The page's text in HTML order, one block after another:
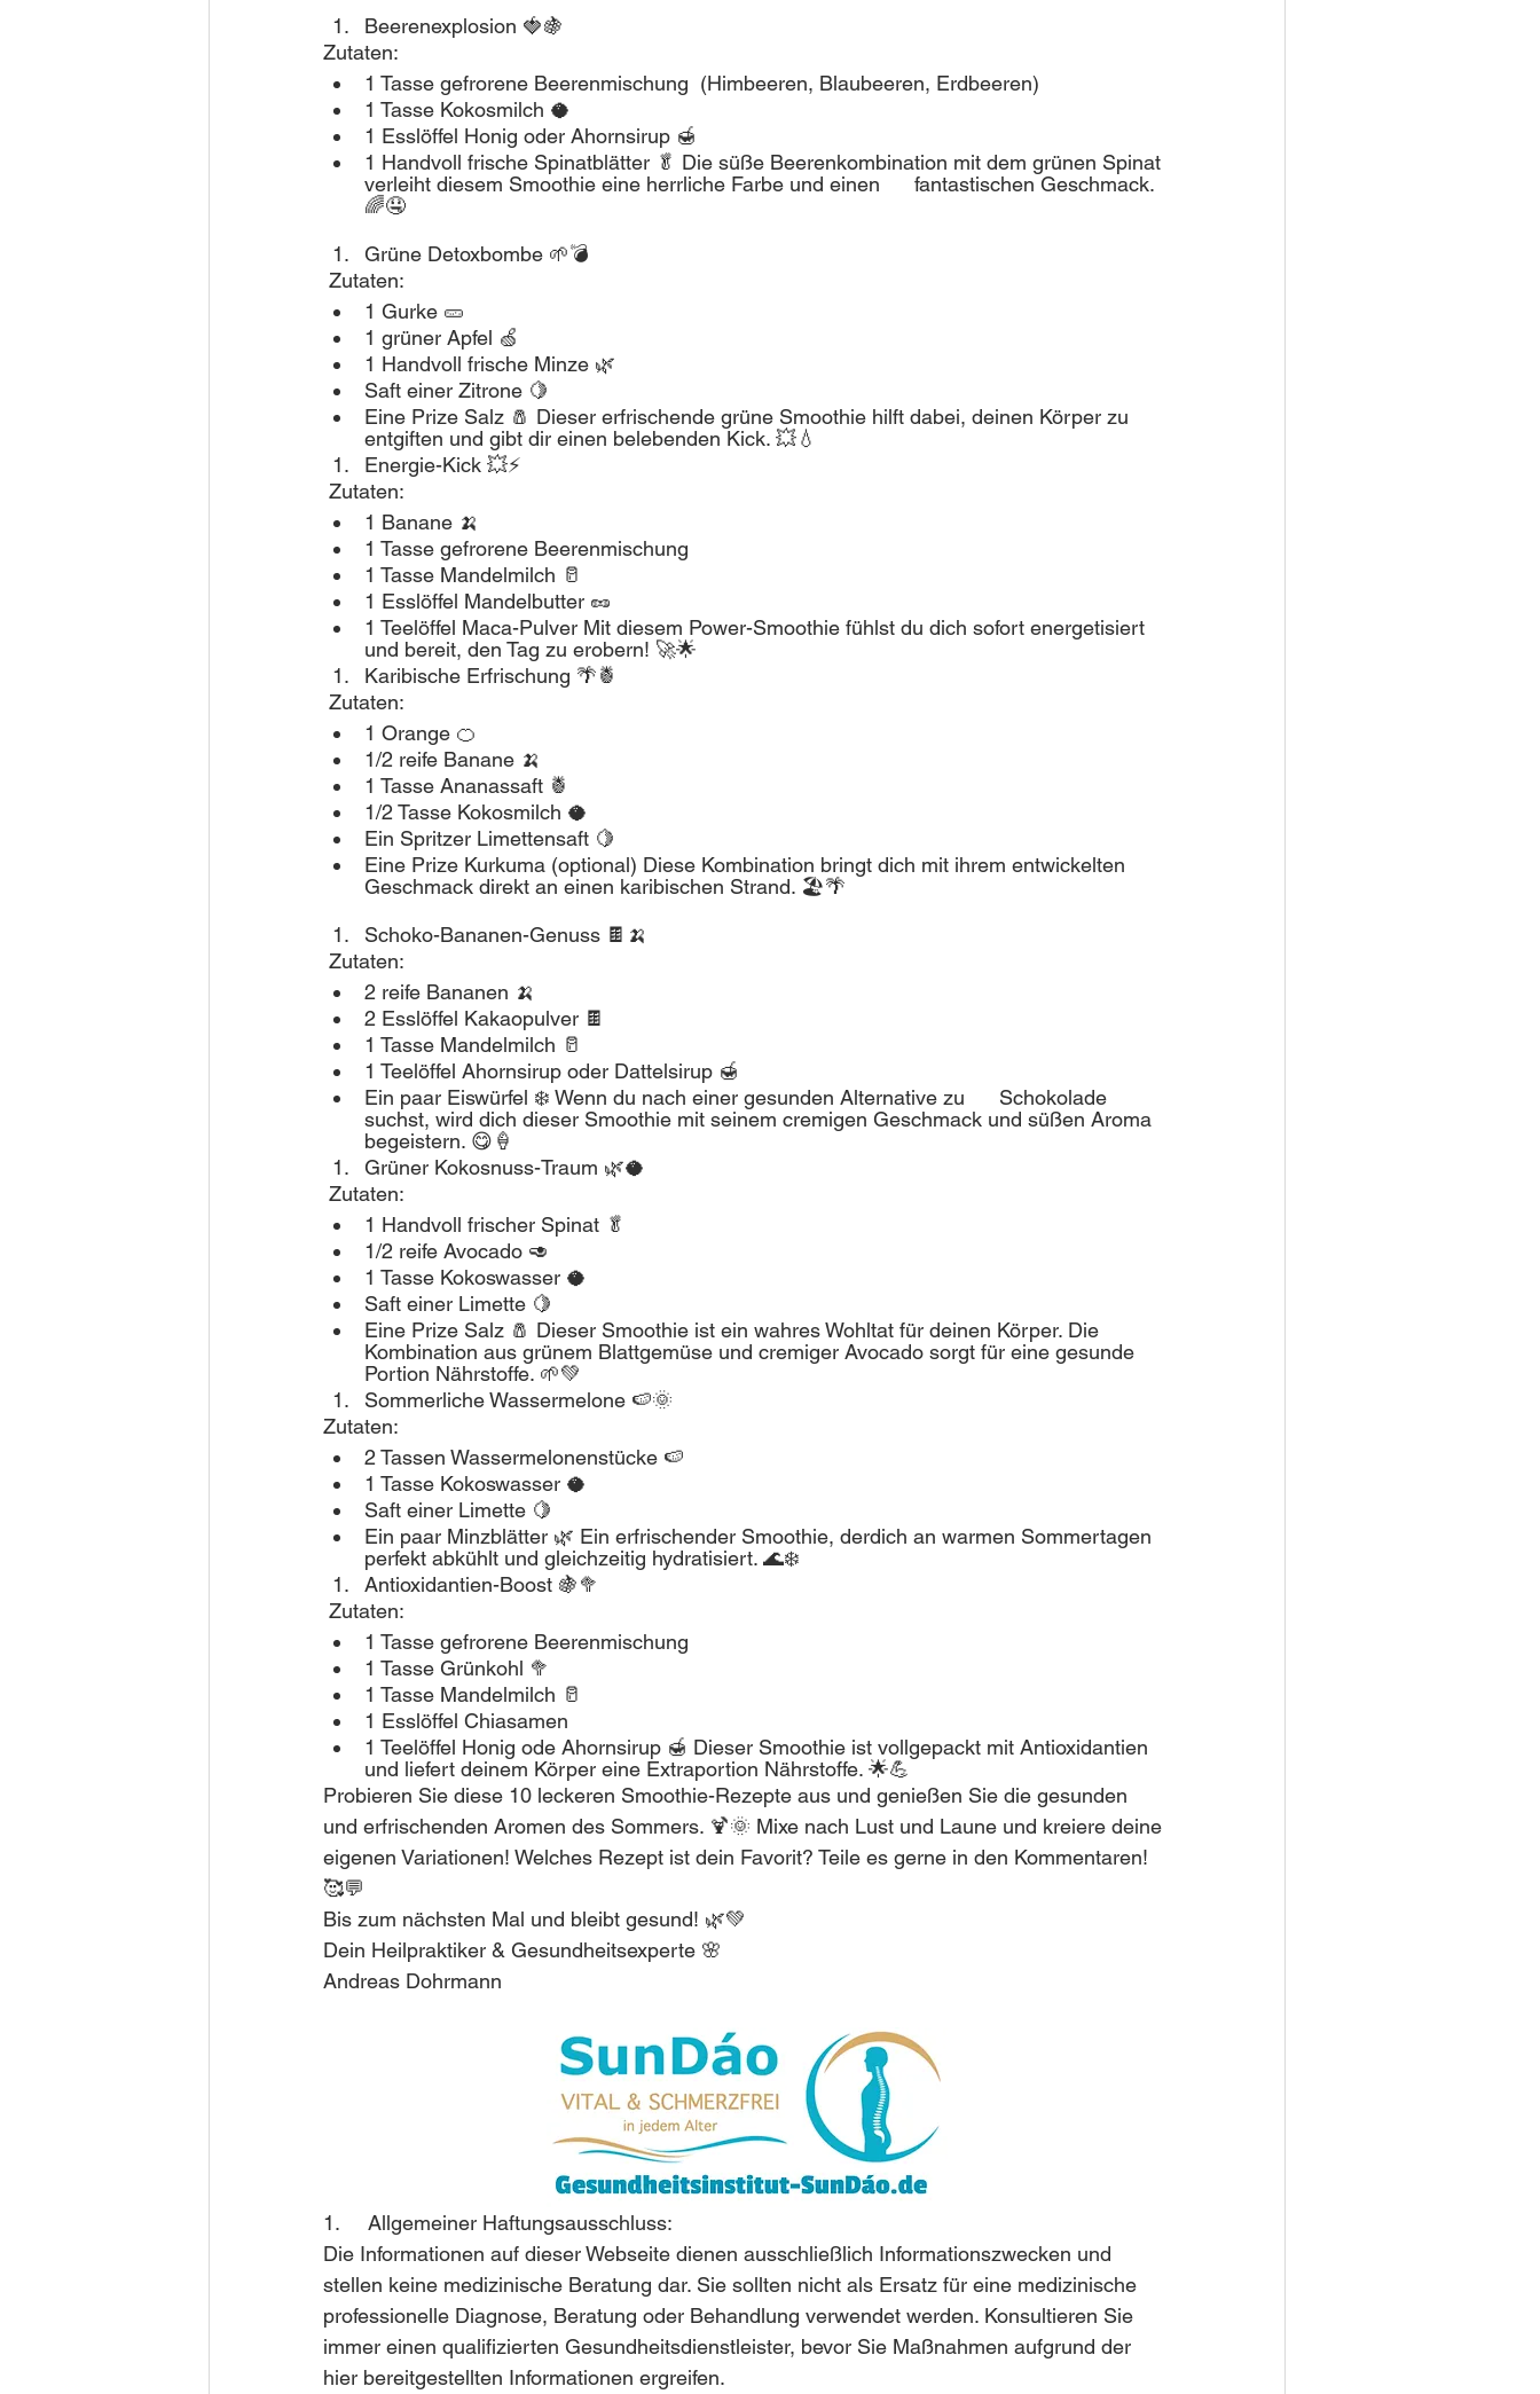
Beerenexplosion 🍓🍇
Zutaten:
1 Tasse gefrorene Beerenmischung  (Himbeeren, Blaubeeren, Erdbeeren)
1 Tasse Kokosmilch 🥥
1 Esslöffel Honig oder Ahornsirup 🍯
1 Handvoll frische Spinatblätter 🥬 Die süße Beerenkombination mit dem grünen Spinat
verleiht diesem Smoothie eine herrliche Farbe und einen      fantastischen Geschmack.
🌈🤤
Grüne Detoxbombe 🌱💣
Zutaten:
1 Gurke 🥒
1 grüner Apfel 🍏
1 Handvoll frische Minze 🌿
Saft einer Zitrone 🍋
Eine Prize Salz 🧂 Dieser erfrischende grüne Smoothie hilft dabei, deinen Körper zu
entgiften und gibt dir einen belebenden Kick. 💥💧
Energie-Kick 💥⚡
Zutaten:
1 Banane 🍌
1 Tasse gefrorene Beerenmischung
1 Tasse Mandelmilch 🥛
1 Esslöffel Mandelbutter 🥜
1 Teelöffel Maca-Pulver Mit diesem Power-Smoothie fühlst du dich sofort energetisiert
und bereit, den Tag zu erobern! 🚀🌟
Karibische Erfrischung 🌴🍍
Zutaten:
1 Orange 🍊
1/2 reife Banane 🍌
1 Tasse Ananassaft 🍍
1/2 Tasse Kokosmilch 🥥
Ein Spritzer Limettensaft 🍋
Eine Prize Kurkuma (optional) Diese Kombination bringt dich mit ihrem entwickelten
Geschmack direkt an einen karibischen Strand. 🏖️🌴
Schoko-Bananen-Genuss 🍫🍌
Zutaten:
2 reife Bananen 🍌
2 Esslöffel Kakaopulver 🍫
1 Tasse Mandelmilch 🥛
1 Teelöffel Ahornsirup oder Dattelsirup 🍯
Ein paar Eiswürfel ❄️ Wenn du nach einer gesunden Alternative zu      Schokolade
suchst, wird dich dieser Smoothie mit seinem cremigen Geschmack und süßen Aroma
begeistern. 😋🍦
Grüner Kokosnuss-Traum 🌿🥥
Zutaten:
1 Handvoll frischer Spinat 🥬
1/2 reife Avocado 🥑
1 Tasse Kokoswasser 🥥
Saft einer Limette 🍋
Eine Prize Salz 🧂 Dieser Smoothie ist ein wahres Wohltat für deinen Körper. Die
Kombination aus grünem Blattgemüse und cremiger Avocado sorgt für eine gesunde
Portion Nährstoffe. 🌱💚
Sommerliche Wassermelone 🍉🌞
Zutaten:
2 Tassen Wassermelonenstücke 🍉
1 Tasse Kokoswasser 🥥
Saft einer Limette 🍋
Ein paar Minzblätter 🌿 Ein erfrischender Smoothie, derdich an warmen Sommertagen
perfekt abkühlt und gleichzeitig hydratisiert. 🌊❄️
Antioxidantien-Boost 🍇🥦
Zutaten:
1 Tasse gefrorene Beerenmischung
1 Tasse Grünkohl 🥦
1 Tasse Mandelmilch 🥛
1 Esslöffel Chiasamen
1 Teelöffel Honig ode Ahornsirup 🍯 Dieser Smoothie ist vollgepackt mit Antioxidantien
und liefert deinem Körper eine Extraportion Nährstoffe. 🌟💪
Probieren Sie diese 10 leckeren Smoothie-Rezepte aus und genießen Sie die gesunden
und erfrischenden Aromen des Sommers. 🍹🌞 Mixe nach Lust und Laune und kreiere deine
eigenen Variationen! Welches Rezept ist dein Favorit? Teile es gerne in den Kommentaren!
🥰💬
Bis zum nächsten Mal und bleibt gesund! 🌿💚
Dein Heilpraktiker & Gesundheitsexperte 🌸
Andreas Dohrmann
1.     Allgemeiner Haftungsausschluss:
Die Informationen auf dieser Webseite dienen ausschließlich Informationszwecken und
stellen keine medizinische Beratung dar. Sie sollten nicht als Ersatz für eine medizinische
professionelle Diagnose, Beratung oder Behandlung verwendet werden. Konsultieren Sie
immer einen qualifizierten Gesundheitsdienstleister, bevor Sie Maßnahmen aufgrund der
hier bereitgestellten Informationen ergreifen.